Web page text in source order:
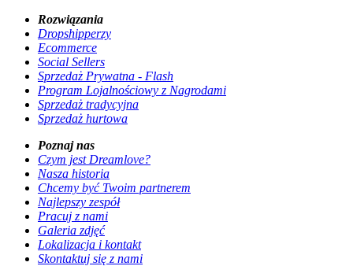
Rozwiązania
Dropshipperzy
Ecommerce
Social Sellers
Sprzedaż Prywatna - Flash
Program Lojalnościowy z Nagrodami
Sprzedaż tradycyjna
Sprzedaż hurtowa
Poznaj nas
Czym jest Dreamlove?
Nasza historia
Chcemy być Twoim partnerem
Najlepszy zespół
Pracuj z nami
Galeria zdjęć
Lokalizacja i kontakt
Skontaktuj się z nami